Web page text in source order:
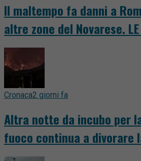
Il maltempo fa danni a
altre zone del Novarese. LE
Cronaca2 giorni fa
Altra notte da incubo per
fuoco continua a divorare